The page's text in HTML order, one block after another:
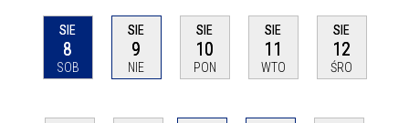
SIE
8
SOB
SIE
9
NIE
SIE
10
PON
SIE
11
WTO
SIE
12
ŚRO